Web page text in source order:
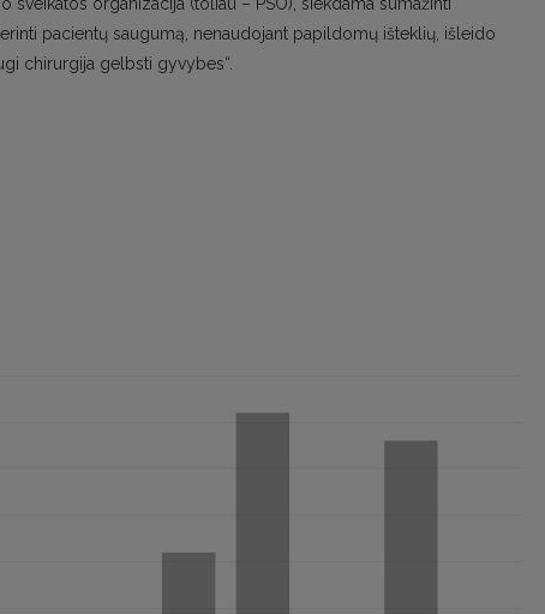
sveikatos organizacija (toliau – PSO), siekdama sumažinti
pacientų saugumą, nenaudojant papildomų išteklių, išleido
chirurgija gelbsti gyvybes“.